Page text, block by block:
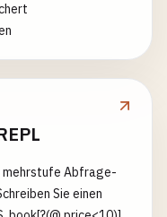
mehrstufe Abfrage-
Sie einen